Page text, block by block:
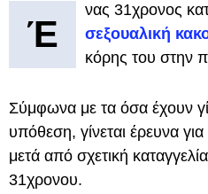
Έ
νας 31χρονος
σεξουαλική
κόρης του στην
Σύμφωνα με τα όσα έχουν
υπόθεση, γίνεται έρευνα
μετά από σχετική
31χρονου.